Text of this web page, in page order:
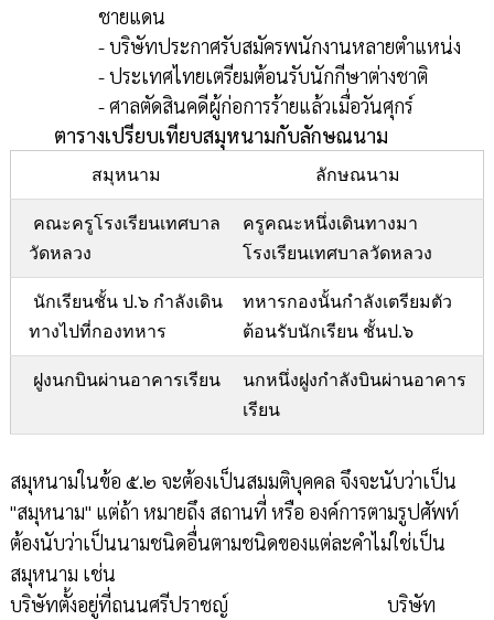
ชายแดน
- บริษัทประกาศรับสมัครพนักงานหลายตำแหน่ง
- ประเทศไทยเตรียมต้อนรับนักกีษาต่างชาติ
- ศาลตัดสินคดีผู้ก่อการร้ายแล้วเมื่อวันศุกร์
ตารางเปรียบเทียบสมุหนามกับลักษณนาม
สมุหนาม ลักษณนาม
คณะครูโรงเรียนเทศบาล
วัดหลวง
ครูคณะหนึ่งเดินทางมา
โรงเรียนเทศบาลวัดหลวง
นักเรียนชั้น ป.๖ กำลังเดิน
ทางไปที่กองทหาร
ทหารกองนั้นกำลังเตรียมตัว
ต้อนรับนักเรียน ชั้นป.๖
ฝูงนกบินผ่านอาคารเรียน นกหนึ่งฝูงกำลังบินผ่านอาคาร
เรียน
สมุหนามในข้อ ๕.๒ จะต้องเป็นสมมติบุคคล จึงจะนับว่าเป็น
"สมุหนาม" แต่ถ้า หมายถึง สถานที่ หรือ องค์การตามรูปศัพท์
ต้องนับว่าเป็นนามชนิดอื่นตามชนิดของแต่ละคำไม่ใช่เป็น
สมุหนาม เช่น
บริษัทตั้งอยู่ที่ถนนศรีปราชญ์ บริษัท